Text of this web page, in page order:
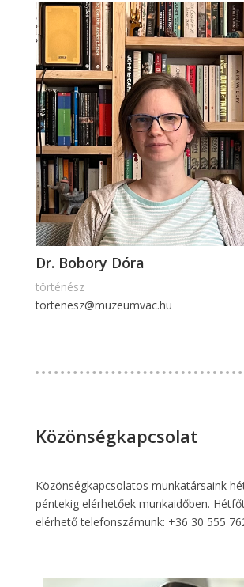
Dr. Bobory Dóra
történész
tortenesz@muzeumvac.hu
Közönségkapcsolat
Közönségkapcsolatos munkatársaink
péntekig elérhetőek munkaidőben.
elérhető telefonszámunk: +36 30 555